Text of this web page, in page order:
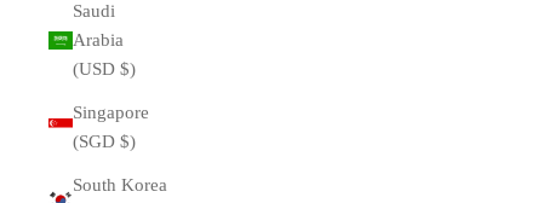
Saudi
Arabia
(USD $)
Singapore
(SGD $)
South Korea